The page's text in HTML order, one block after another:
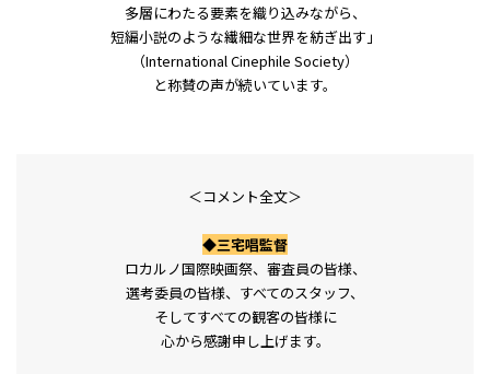
多層にわたる要素を織り込みながら、
短編小説のような繊細な世界を紡ぎ出す」
（International Cinephile Society）
と称賛の声が続いています。
＜コメント全文＞
◆三宅唱監督
ロカルノ国際映画祭、審査員の皆様、
選考委員の皆様、すべてのスタッフ、
そしてすべての観客の皆様に
心から感謝申し上げます。